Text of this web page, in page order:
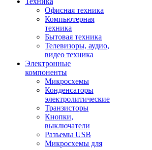
Офисная техника
Компьютерная
техника
Бытовая техника
Телевизоры, аудио,
видео техника
Электронные
компоненты
Микросхемы
Конденсаторы
электролитические
Транзисторы
Кнопки,
выключатели
Разъемы USB
Микросхемы для